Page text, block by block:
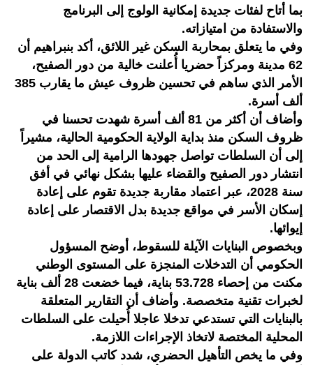
بما أتاح لفئات جديدة إمكانية الولوج إلى البرنامج
والاستفادة من امتيازاته.
وفي ما يتعلق بمحاربة السكن غير اللائق، أكد بنبراهيم أن
62 مدينة ومركزاً حضريا أُعلنت خالية من دور الصفيح،
الأمر الذي ساهم في تحسين ظروف عيش ما يقارب 385
ألف أسرة.
وأضاف أن أكثر من 81 ألف أسرة شهدت تحسنا في
ظروف السكن منذ بداية الولاية الحكومية الحالية، مشيراً
إلى أن السلطات تواصل جهودها الرامية إلى الحد من
انتشار دور الصفيح والقضاء عليها بشكل نهائي في أفق
سنة 2028، عبر اعتماد مقاربة جديدة تقوم على إعادة
إسكان الأسر في مواقع جديدة بدل الاقتصار على إعادة
إيوائها.
وبخصوص البنايات الآيلة للسقوط، أوضح المسؤول
الحكومي أن التدخلات المنجزة على المستوى الوطني
مكنت من إحصاء 53.728 بناية، فيما خضعت 28 ألف بناية
لخبرات تقنية متخصصة. وأضاف أن التقارير المتعلقة
بالبنايات التي تستدعي تدخلا عاجلا أُحيلت على السلطات
المحلية المختصة لاتخاذ الإجراءات اللازمة.
وفي ما يخص التأهيل الحضري، شدد كاتب الدولة على